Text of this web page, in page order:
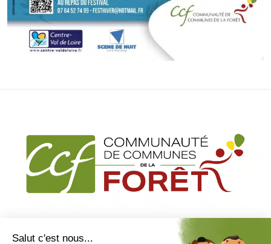
2,rue de la chaubardière